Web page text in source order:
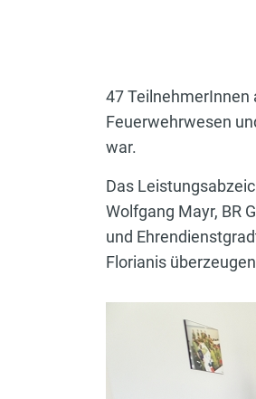
47 TeilnehmerInnen
Feuerwehrwesen
war.
Das
Wolfgang Mayr, BR
und
Florianis